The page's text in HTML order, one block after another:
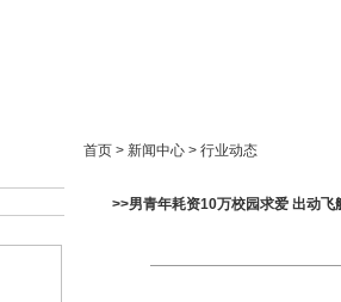
首页 > 新闻中心 > 行业动态
>>男青年耗资10万校园求爱 出动飞